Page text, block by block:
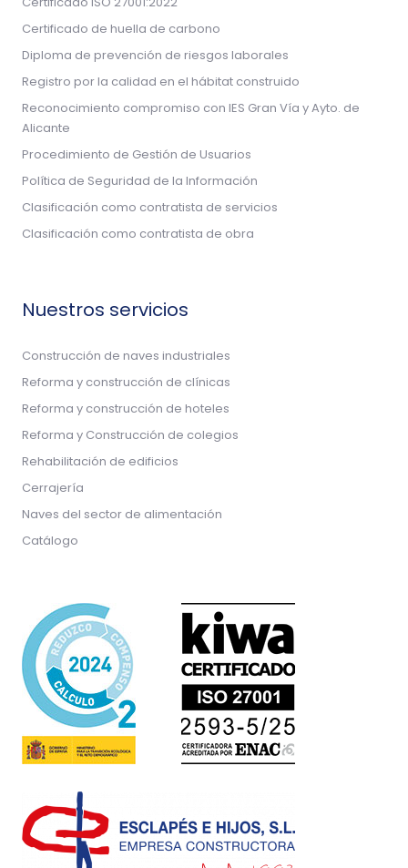
Certificado de huella de carbono
Diploma de prevención de riesgos laborales
Registro por la calidad en el hábitat construido
Reconocimiento compromiso con IES Gran Vía y Ayto. de
Alicante
Procedimiento de Gestión de Usuarios
Política de Seguridad de la Información
Clasificación como contratista de servicios
Clasificación como contratista de obra
Nuestros servicios
Construcción de naves industriales
Reforma y construcción de clínicas
Reforma y construcción de hoteles
Reforma y Construcción de colegios
Rehabilitación de edificios
Cerrajería
Naves del sector de alimentación
Catálogo